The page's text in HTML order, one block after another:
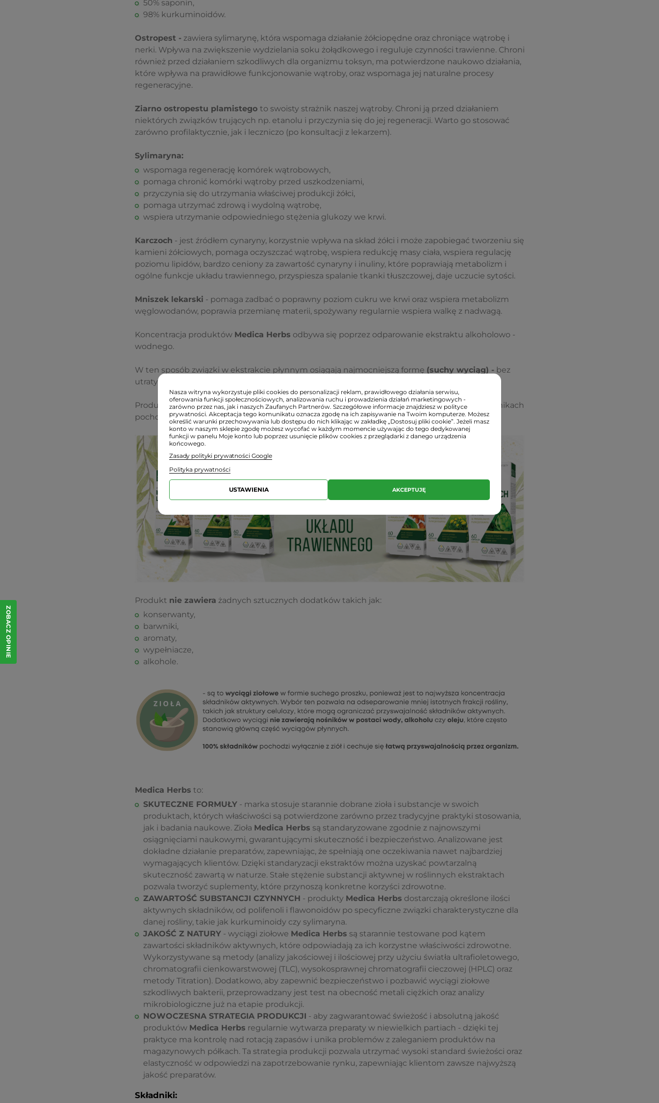
50% saponin,
98% kurkuminoidów.
Ostropest -zawiera sylimarynę, która wspomaga działanie żółciopędne oraz chroniące wątrobę i
nerki. Wpływa na zwiększenie wydzielania soku żołądkowego i reguluje czynności trawienne. Chroni
również przed działaniem szkodliwych dla organizmu toksyn, ma potwierdzone naukowo działania,
które wpływa na prawidłowe funkcjonowanie wątroby, oraz wspomaga jej naturalne procesy
regeneracyjne.
Ziarno ostropestu plamistego to swoisty strażnik naszej wątroby. Chroni ją przed działaniem
niektórych związków trujących np. etanolu i przyczynia się do jej regeneracji. Warto go stosować
zarówno profilaktycznie, jak i leczniczo (po konsultacji z lekarzem).
Sylimaryna:
wspomaga regenerację komórek wątrobowych,
pomaga chronić komórki wątroby przed uszkodzeniami,
przyczynia się do utrzymania właściwej produkcji żółci,
pomaga utrzymać zdrową i wydolną wątrobę,
wspiera utrzymanie odpowiedniego stężenia glukozy we krwi.
Karczoch - jest źródłem cynaryny, korzystnie wpływa na skład żółci i może zapobiegać tworzeniu się
kamieni żółciowych, pomaga oczyszczać wątrobę, wspiera redukcję masy ciała, wspiera regulację
poziomu lipidów, bardzo ceniony za zawartość cynaryny i inuliny, które poprawiają metabolizm i
ogólne funkcje układu trawiennego, przyspiesza spalanie tkanki tłuszczowej, daje uczucie sytości.
Mniszek lekarski - pomaga zadbać o poprawny poziom cukru we krwi oraz wspiera metabolizm
węglowodanów, poprawia przemianę materii, spożywany regularnie wspiera walkę z nadwagą.
Koncentracja produktów Medica Herbs odbywa się poprzez odparowanie ekstraktu alkoholowo -
wodnego.
W ten sposób związki w ekstrakcie płynnym osiągają najmocniejszą formę (suchy wyciąg) -bez
utraty ich właściwości. Forma ta cechuje się
Produkty stworzone przez Medica Herbsopierają się wyłącznie na starannie dobranych składnikach
pochodzenia naturalnego, co gwarantuje skuteczność ich działania.
Produkt nie zawiera żadnych sztucznych dodatków takich jak:
konserwanty,
barwniki,
aromaty,
wypełniacze,
alkohole.
Medica Herbs to:
SKUTECZNE FORMUŁY- marka stosuje starannie dobrane zioła i substancje w swoich
produktach, których właściwości są potwierdzone zarówno przez tradycyjne praktyki stosowania,
jak i badania naukowe. Zioła Medica Herbs są standaryzowane zgodnie z najnowszymi
osiągnięciami naukowymi, gwarantującymi skuteczność i bezpieczeństwo. Analizowane jest
dokładne działanie preparatów, zapewniając, że spełniają one oczekiwania nawet najbardziej
wymagających klientów. Dzięki standaryzacji ekstraktów można uzyskać powtarzalną
skuteczność zawartą w naturze. Stałe stężenie substancji aktywnej w roślinnych ekstraktach
pozwala tworzyć suplementy, które przynoszą konkretne korzyści zdrowotne.
ZAWARTOŚĆ SUBSTANCJI CZYNNYCH - produkty Medica Herbs dostarczają określone ilości
aktywnych składników, od polifenoli i flawonoidów po specyficzne związki charakterystyczne dla
danej rośliny, takie jak kurkuminoidy czy sylimaryna.
JAKOŚĆ Z NATURY- wyciągi ziołowe Medica Herbs są starannie testowane pod kątem
zawartości składników aktywnych, które odpowiadają za ich korzystne właściwości zdrowotne.
Wykorzystywane są metody (analizy jakościowej i ilościowej przy użyciu światła ultrafioletowego,
chromatografii cienkowarstwowej (TLC), wysokosprawnej chromatografii cieczowej (HPLC) oraz
metody Titration). Dodatkowo, aby zapewnić bezpieczeństwo i pozbawić wyciągi ziołowe
szkodliwych bakterii, przeprowadzany jest test na obecność metali ciężkich oraz analizy
mikrobiologiczne już na etapie produkcji.
NOWOCZESNA STRATEGIA PRODUKCJI - aby zagwarantować świeżość i absolutną jakość
produktów Medica Herbs regularnie wytwarza preparaty w niewielkich partiach - dzięki tej
praktyce ma kontrolę nad rotacją zapasów i unika problemów z zaleganiem produktów na
magazynowych półkach. Ta strategia produkcji pozwala utrzymać wysoki standard świeżości oraz
elastyczność w odpowiedzi na zapotrzebowanie rynku, zapewniając klientom zawsze najwyższą
jakość preparatów.
Składniki:
Nasza witryna wykorzystuje pliki cookies do personalizacji reklam, prawidłowego działania serwisu,
oferowania funkcji społecznościowych, analizowania ruchu i prowadzienia działań marketingowych -
zarówno przez nas, jak i naszych Zaufanych Partnerów. Szczegółowe informacje znajdziesz w polityce
prywatności. Akceptacja tego komunikatu oznacza zgodę na ich zapisywanie na Twoim komputerze. Możesz
określić warunki przechowywania lub dostępu do nich klikając w zakładkę „Dostosuj pliki cookie”. Jeżeli masz
konto w naszym sklepie zgodę możesz wycofać w każdym momencie używając do tego dedykowanej
funkcji w panelu Moje konto lub poprzez usunięcie plików cookies z przeglądarki z danego urządzenia
końcowego.
Zasady polityki prywatności Google
Polityka prywatności
USTAWIENIA AKCEPTUJĘ
ZOBACZ OPINIE